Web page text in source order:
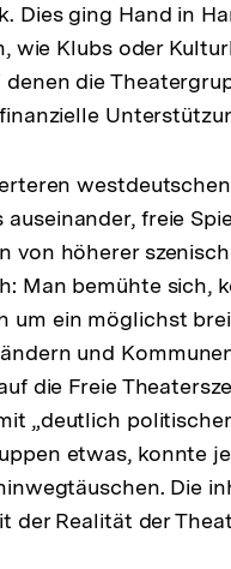
Dies ging Hand in
Klubs oder
die
freie
von höherer
Man bemühte sich,
um ein möglichst
und
die Freie
„deutlich
etwas, konnte
Die
der Realität der